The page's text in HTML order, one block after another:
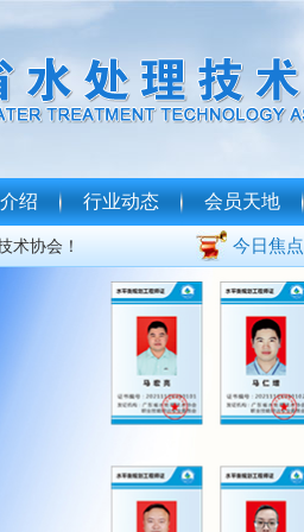
绍 行业动态 会员天地
术协会！ 今日焦点